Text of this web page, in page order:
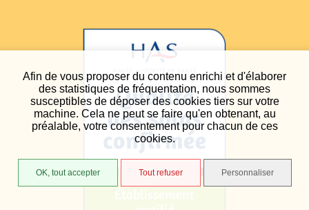
Afin de vous proposer du contenu enrichi et d'élaborer
des statistiques de fréquentation, nous sommes
susceptibles de déposer des cookies tiers sur votre
machine. Cela ne peut se faire qu'en obtenant, au
préalable, votre consentement pour chacun de ces
cookies.
OK, tout accepter Tout refuser Personnaliser